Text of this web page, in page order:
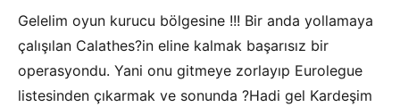
Gelelim oyun kurucu bölgesine !!! Bir anda yollamaya
çalışılan Calathes?in eline kalmak başarısız bir
operasyondu. Yani onu gitmeye zorlayıp Eurolegue
listesinden çıkarmak ve sonunda ?Hadi gel Kardeşim